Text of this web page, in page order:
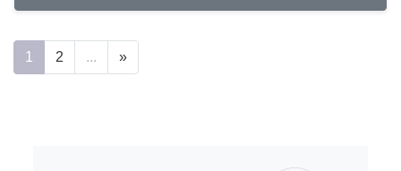
1 2 ... »